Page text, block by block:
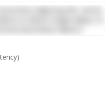
adipiscing elit, sed do
consequat. Duis aute irure
velit esse cillum dolore eu
occaecat cupidatat non
deserunt mollit anim id est